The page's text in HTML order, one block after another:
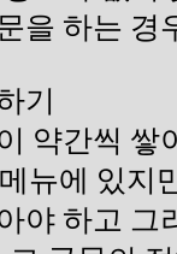
을 하는 경
기
약간씩 쌓
뉴에 있지
야 하고 그